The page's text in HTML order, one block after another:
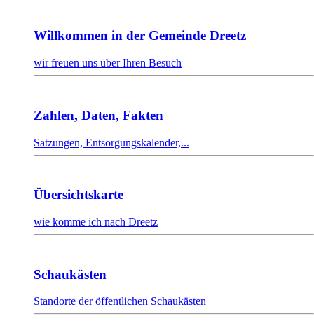
Willkommen in der Gemeinde Dreetz
wir freuen uns über Ihren Besuch
Zahlen, Daten, Fakten
Satzungen, Entsorgungskalender,...
Übersichtskarte
wie komme ich nach Dreetz
Schaukästen
Standorte der öffentlichen Schaukästen